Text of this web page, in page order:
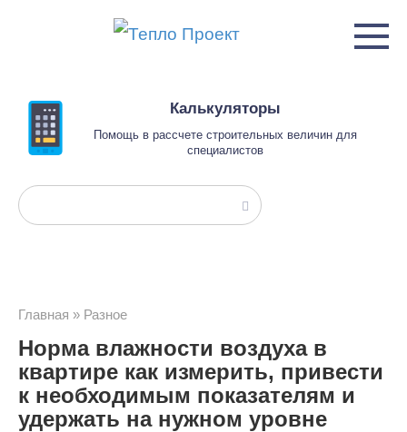
Калькуляторы
Помощь в рассчете строительных величин для
специалистов
Поиск:
Главная » Разное
Норма влажности воздуха в
квартире как измерить, привести
к необходимым показателям и
удержать на нужном уровне